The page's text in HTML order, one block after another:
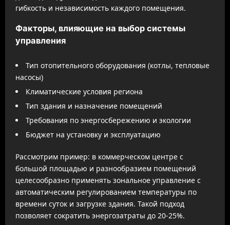
гибкость и независимость каждого помещения.
Факторы, влияющие на выбор системы
управления
Тип отопительного оборудования (котлы, тепловые
насосы)
Климатические условия региона
Тип здания и назначение помещений
Требования по энергосбережению и экологии
Бюджет на установку и эксплуатацию
Рассмотрим пример: в коммерческом центре с
большой площадью и разнообразием помещений
целесообразно применять зональное управление с
автоматическим регулированием температуры по
времени суток и загрузке здания. Такой подход
позволяет сократить энергозатраты до 20-25%.